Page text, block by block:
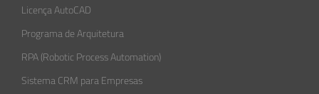
Licença AutoCAD
Programa de Arquitetura
RPA (Robotic Process Automation)
Sistema CRM para Empresas